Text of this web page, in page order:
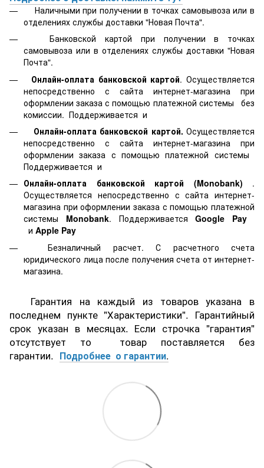
Наличными при получении в точках самовывоза или в
отделениях службы доставки "Новая Почта".
Банковской картой при получении в точках
самовывоза или в отделениях службы доставки "Новая
Почта".
Онлайн-оплата банковской картой. Осуществляется
непосредственно с сайта интернет-магазина при
оформлении заказа с помощью платежной системы
без
комиссии. Поддерживается и
Онлайн-оплата банковской картой. Осуществляется
непосредственно с сайта интернет-магазина при
оформлении заказа с помощью платежной системы
Поддерживается и
Онлайн-оплата банковской картой
(Monobank) .
Осуществляется непосредственно с сайта интернет-
магазина при оформлении заказа с помощью платежной
системы Monobank. ПоддерживаетсяGoogle Pay
и Apple Pay
Безналичный расчет. С расчетного счета
юридического лица после получения счета от интернет-
магазина.
Гарантия на каждый из товаров указана в
последнем пункте "Характеристики". Гарантийный
срок указан в месяцах. Если строчка "гарантия"
отсутствует то товар поставляется без
гарантии. Подробнее о гарантии.